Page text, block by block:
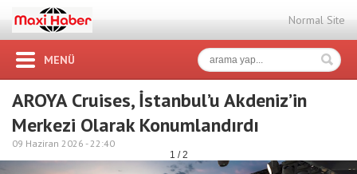
Normal Site
MENÜ
AROYA Cruises, İstanbul’u Akdeniz’in
Merkezi Olarak Konumlandırdı
09 Haziran 2026 -22:40
1 / 2